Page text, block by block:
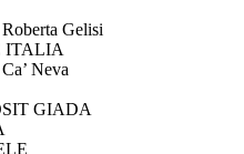
Gelisi
ITALIA
Neva
GIADA